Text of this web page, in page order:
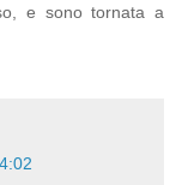
e sono tornata a